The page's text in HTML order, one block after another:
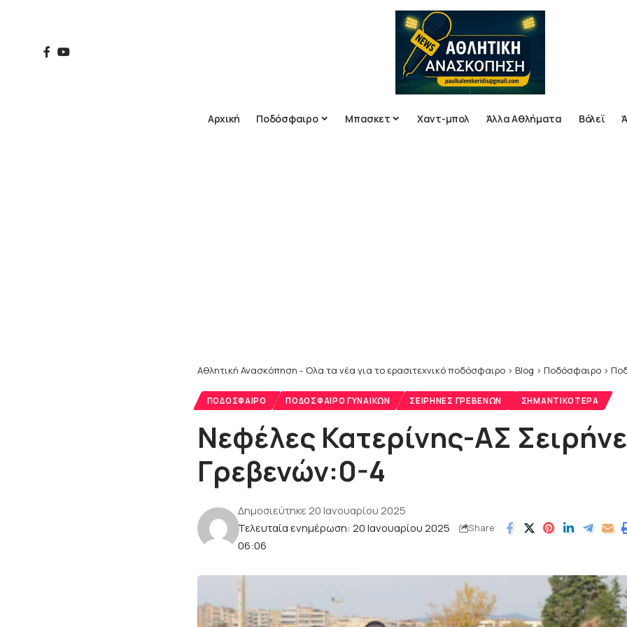
Αρχική Ποδόσφαιρο Μπασκετ Χαντ-μπολ Άλλα Αθλήματα Βόλεϊ
Αθλητική Ανασκόπηση - Όλα τα νέα για το ερασιτεχνικό ποδόσφαιρο > Blog > Ποδόσφαιρο >
ΠΟΔΌΣΦΑΙΡΟ ΠΟΔΌΣΦΑΙΡΟ ΓΥΝΑΙΚΏΝ ΣΕΙΡΉΝΕΣ ΓΡΕΒΕΝΏΝ ΣΗΜΑΝΤΙΚΌΤΕΡΑ
Νεφέλες Κατερίνης-ΑΣ
Γρεβενών:0-4
Τελευταία ενημέρωση: 20 Ιανουαρίου 2025
06:06
Δημοσιεύτηκε 20 Ιανουαρίου 2025
Share